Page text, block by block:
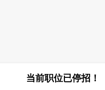
当前职位已停招！